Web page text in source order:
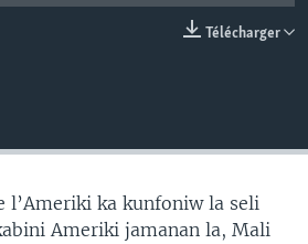
Télécharger
l’Ameriki ka kunfoniw la seli
Ameriki jamanan la, Mali